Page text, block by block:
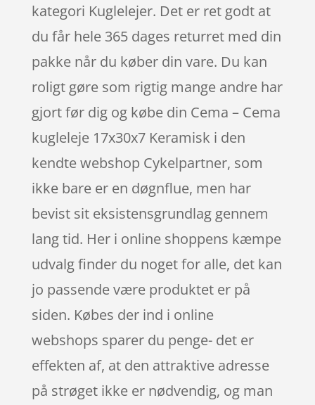
kategori Kuglelejer. Det er ret godt at
du får hele 365 dages returret med din
pakke når du køber din vare. Du kan
roligt gøre som rigtig mange andre har
gjort før dig og købe din Cema – Cema
kugleleje 17x30x7 Keramisk i den
kendte webshop Cykelpartner, som
ikke bare er en døgnflue, men har
bevist sit eksistensgrundlag gennem
lang tid. Her i online shoppens kæmpe
udvalg finder du noget for alle, det kan
jo passende være produktet er på
siden. Købes der ind i online
webshops sparer du penge- det er
effekten af, at den attraktive adresse
på strøget ikke er nødvendig, og man